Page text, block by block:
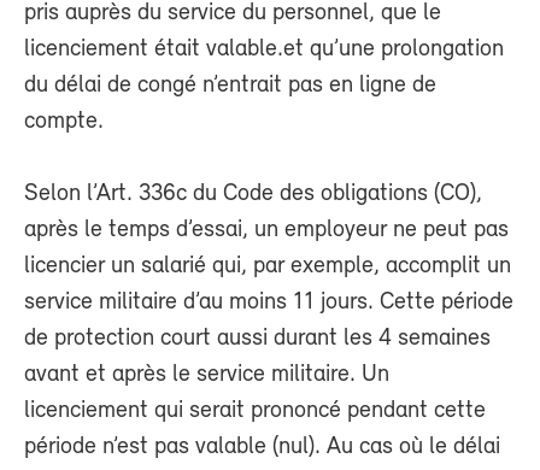
pris auprès du service du personnel, que le
licenciement était valable.et qu’une prolongation
du délai de congé n’entrait pas en ligne de
compte.
Selon l’Art. 336c du Code des obligations (CO),
après le temps d’essai, un employeur ne peut pas
licencier un salarié qui, par exemple, accomplit un
service militaire d’au moins 11 jours. Cette période
de protection court aussi durant les 4 semaines
avant et après le service militaire. Un
licenciement qui serait prononcé pendant cette
période n’est pas valable (nul). Au cas où le délai